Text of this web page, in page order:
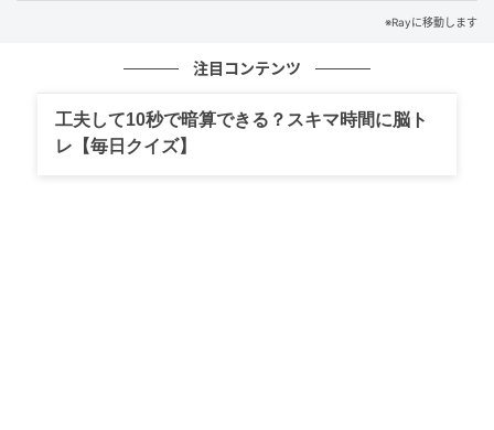
韓国ドラマでは、ヒロインにアタックする男性のセリ
フとして使われることが多いです。
ぜひ友だちと一緒に楽しんでみてくださいね。
※Rayに移動します
注目コンテンツ
工夫して10秒で暗算できる？スキマ時間に脳ト
レ【毎日クイズ】